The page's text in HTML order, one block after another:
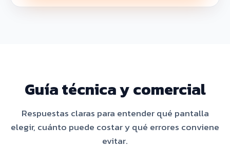
Guía técnica y comercial
Respuestas claras para entender qué pantalla
elegir, cuánto puede costar y qué errores conviene
evitar.